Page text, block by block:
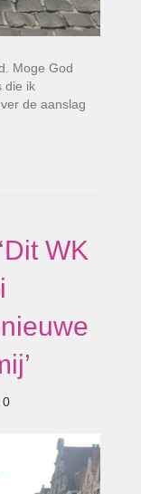
Moge God
die ik
de aanslag
WK
0